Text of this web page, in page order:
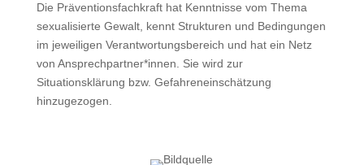
Die Präventionsfachkraft hat Kenntnisse vom Thema
sexualisierte Gewalt, kennt Strukturen und Bedingungen
im jeweiligen Verantwortungsbereich und hat ein Netz
von Ansprechpartner*innen. Sie wird zur
Situationsklärung bzw. Gefahreneinschätzung
hinzugezogen.